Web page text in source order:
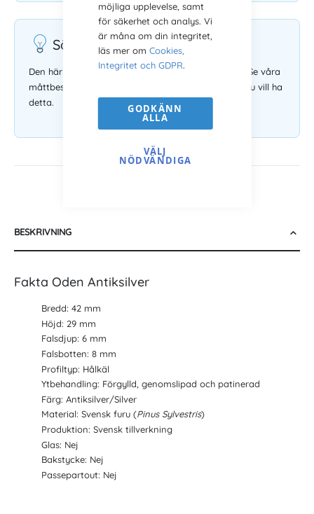
möjliga upplevelse, samt
för säkerhet och analys. Vi
är måna om din integritet,
läs mer om Cookies,
Integritet och GDPR.
GODKÄNN
ALLA
VÄLJ
NÖDVÄNDIGA
Säljs utan glas och bakstycke
Den här tavelramen säljs utan glas och bakstycke. Se våra
måttbeställda ramar med glas och bakstycke om du vill ha
detta.
BESKRIVNING
Fakta Oden Antiksilver
Bredd: 42 mm
Höjd: 29 mm
Falsdjup: 6 mm
Falsbotten: 8 mm
Profiltyp: Hålkäl
Ytbehandling: Förgylld, genomslipad och patinerad
Färg: Antiksilver/Silver
Material: Svensk furu (Pinus Sylvestris)
Produktion: Svensk tillverkning
Glas: Nej
Bakstycke: Nej
Passepartout: Nej